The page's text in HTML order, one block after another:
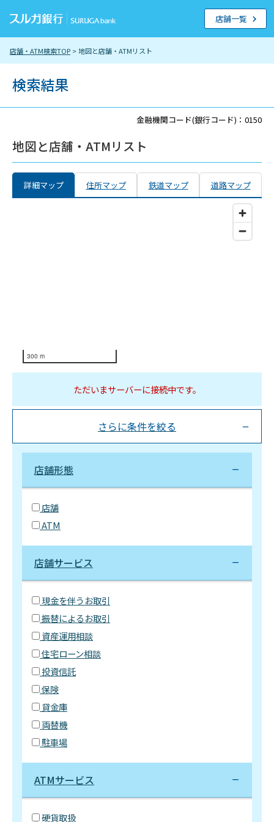
店舗・ATM検索TOP > 地図と店舗・ATMリスト
店舗一覧
検索結果
金融機関コード(銀行コード)：0150
地図と店舗・ATMリスト
詳細マップ 住所マップ 鉄道マップ 道路マップ
300 m
ただいまサーバーに接続中です。
さらに条件を絞る
店舗形態
店舗
ATM
店舗サービス
現金を伴うお取引
振替によるお取引
資産運用相談
住宅ローン相談
投資信託
保険
貸金庫
両替機
駐車場
ATMサービス
硬貨取扱